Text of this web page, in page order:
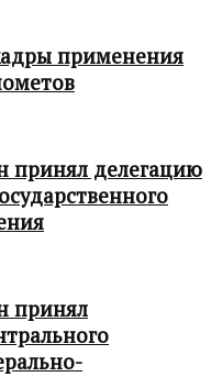
применения
принял делегацию
принял